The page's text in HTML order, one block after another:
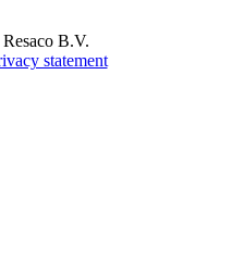
B.V.
statement